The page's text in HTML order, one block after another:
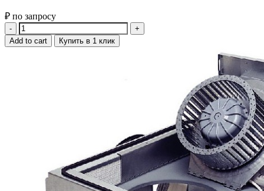
₽ по запросу
Quantity
Add to cart Купить в 1 клик